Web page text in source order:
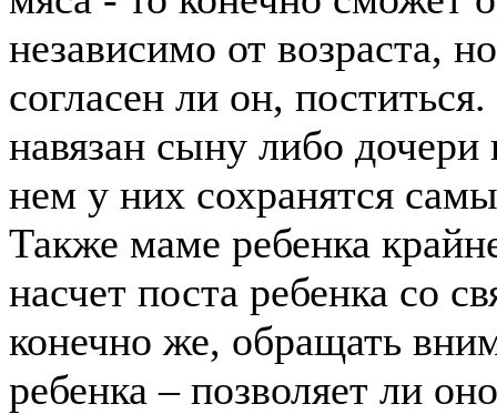
независимо от возраста,
согласен ли он,
навязан сыну либо дочери
нем у них сохранятся
Также маме ребенка
насчет поста ребенка со
конечно же, обращать
ребенка – позволяет ли